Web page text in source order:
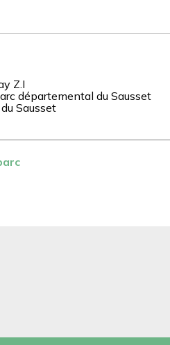
Z.I
départemental du Sausset
Sausset